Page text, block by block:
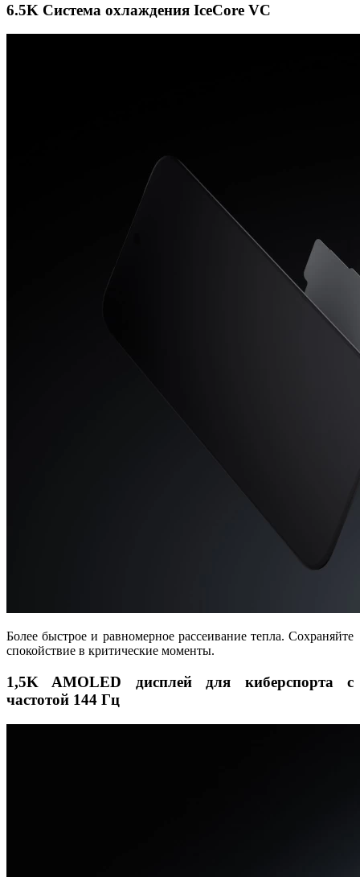
6.5K Система охлаждения IceCore VC
Более быстрое и равномерное рассеивание тепла. Сохраняйте
спокойствие в критические моменты.
1,5K AMOLED дисплей для киберспорта с
частотой 144 Гц